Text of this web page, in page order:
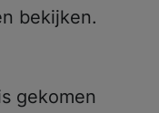
bekijken.
gekomen